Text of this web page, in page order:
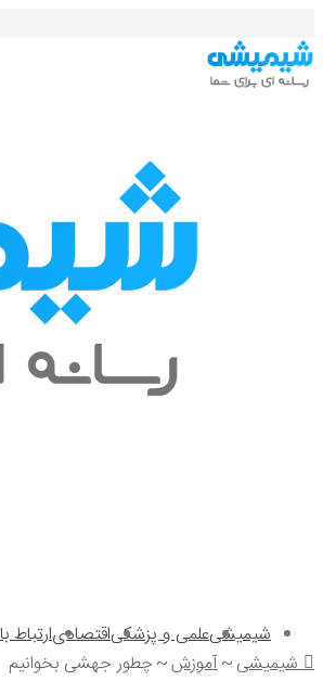
شیمیشیعلمی و پزشکیاقتصادی
شیمیشی~آموزش~چطور جهشی بخوانیم